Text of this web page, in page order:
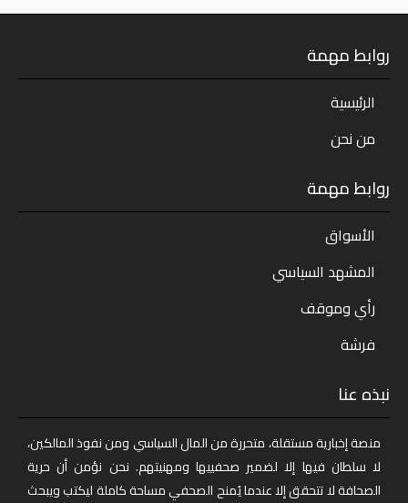
روابط مهمة
الرئيسية
من نحن
روابط مهمة
الأسواق
المشهد السياسي
رأي وموقف
فرشة
نبذه عنا
منصة إخبارية مستقلة، متحررة من المال السياسي ومن نفوذ المالكين،
لا سلطان فيها إلا لضمير صحفييها ومهنيتهم. نحن نؤمن أن حرية
الصحافة لا تتحقق إلا عندما يُمنح الصحفي مساحة كاملة ليكتب ويبحث